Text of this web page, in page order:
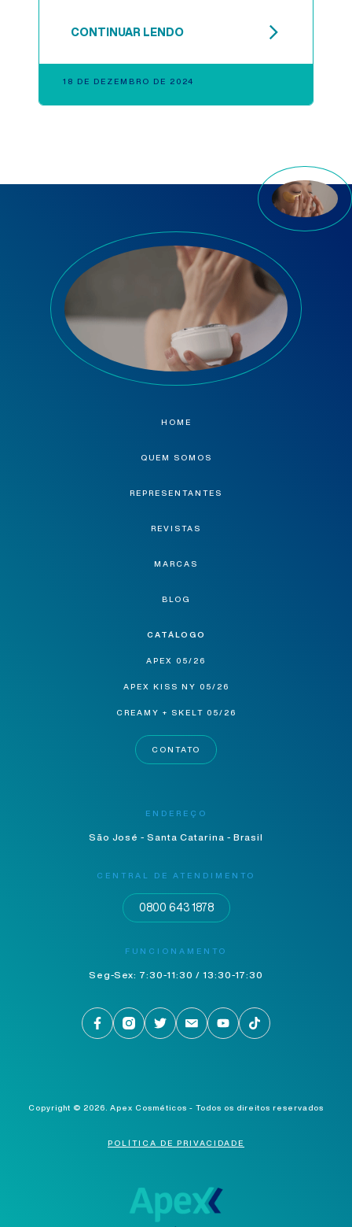
CONTINUAR LENDO
18 DE DEZEMBRO DE 2024
HOME
QUEM SOMOS
REPRESENTANTES
REVISTAS
MARCAS
BLOG
CATÁLOGO
APEX 05/26
APEX KISS NY 05/26
CREAMY + SKELT 05/26
CONTATO
ENDEREÇO
São José - Santa Catarina - Brasil
CENTRAL DE ATENDIMENTO
0800 643 1878
FUNCIONAMENTO
Seg-Sex: 7:30-11:30 / 13:30-17:30
Copyright © 2026. Apex Cosméticos - Todos os direitos reservados
POLÍTICA DE PRIVACIDADE